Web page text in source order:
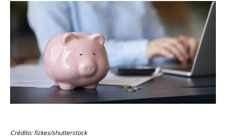
Crédito: fizkes/shutterstock